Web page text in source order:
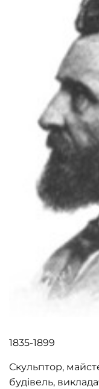
1835-1899
Скульптор,
будівель,